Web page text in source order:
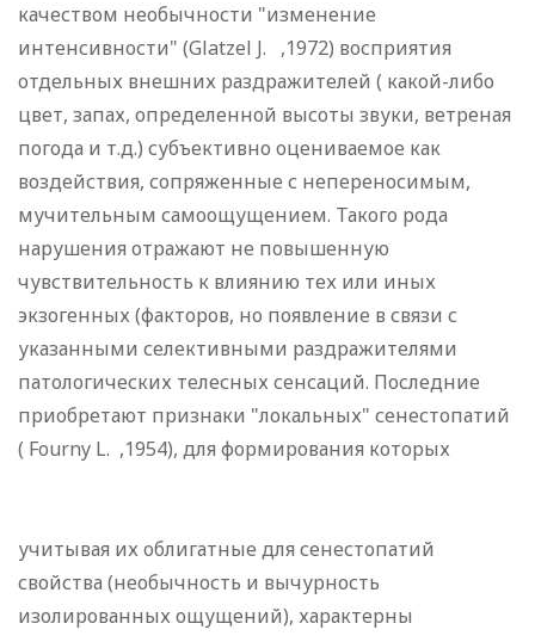
качеством необычности "изменение
интенсивности" (Glatzel J. ,1972) восприятия
отдельных внешних раздражителей ( какой-либо
цвет, запах, определенной высоты звуки, ветреная
погода и т.д.) субъективно оцениваемое как
воздействия, сопряженные с непереносимым,
мучительным самоощущением. Такого рода
нарушения отражают не повышенную
чувствительность к влиянию тех или иных
экзогенных (факторов, но появление в связи с
указанными селективными раздражителями
патологических телесных сенсаций. Последние
приобретают признаки "локальных" сенестопатий
( Fourny L. ,1954), для формирования которых
учитывая их облигатные для сенестопатий
свойства (необычность и вычурность
изолированных ощущений), характерны